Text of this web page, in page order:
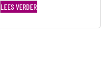
LEES VERDER